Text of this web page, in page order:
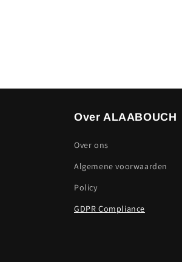
Over ALAABOUCH
Over ons
Algemene voorwaarden
Policy
GDPR Compliance